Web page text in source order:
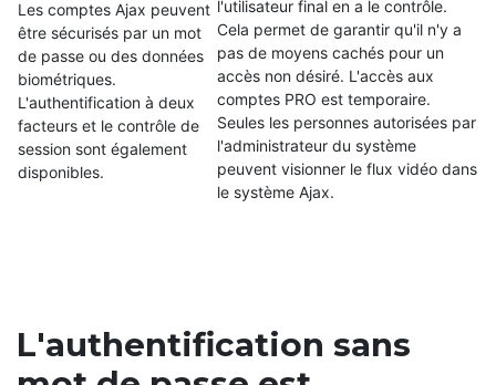
Les comptes Ajax peuvent
être sécurisés par un mot
de passe ou des données
biométriques.
L'authentification à deux
facteurs et le contrôle de
session sont également
disponibles.
l'utilisateur final en a le contrôle.
Cela permet de garantir qu'il n'y a
pas de moyens cachés pour un
accès non désiré. L'accès aux
comptes PRO est temporaire.
Seules les personnes autorisées par
l'administrateur du système
peuvent visionner le flux vidéo dans
le système Ajax.
L'authentification sans